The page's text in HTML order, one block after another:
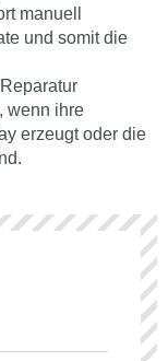
manuell
und somit die
wenn ihre
erzeugt oder die